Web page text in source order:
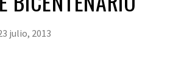
julio, 2013